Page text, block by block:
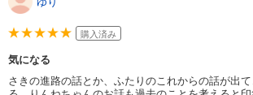
購入済み
気になる
さきの進路の話とか、ふたりのこれからの話が出